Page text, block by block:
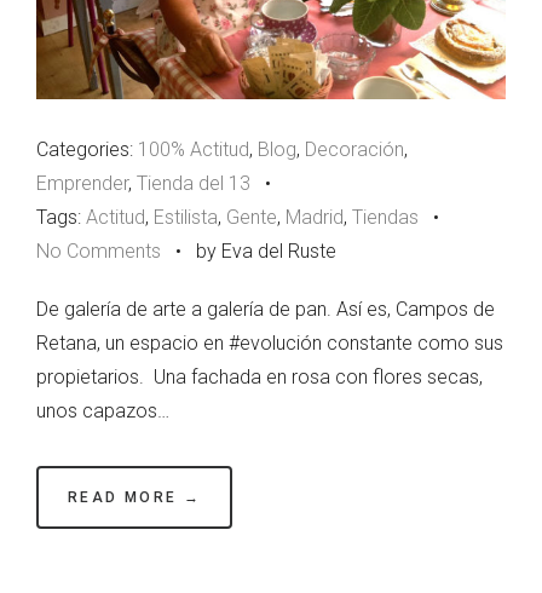
Categories: 100% Actitud, Blog, Decoración,
Emprender, Tienda del 13 •
Tags: Actitud, Estilista, Gente, Madrid, Tiendas •
No Comments • by Eva del Ruste
De galería de arte a galería de pan. Así es, Campos de
Retana, un espacio en #evolución constante como sus
propietarios. Una fachada en rosa con flores secas,
unos capazos…
READ MORE →